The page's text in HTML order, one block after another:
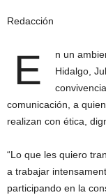
Redacción
E
n un
Hidalgo,
comunicación, a
realizan con ética,
“Lo que les quiero
a trabajar
participando en la